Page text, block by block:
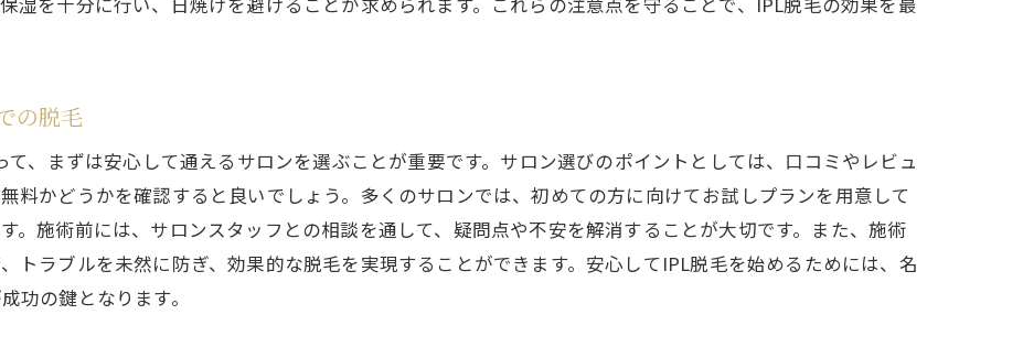
の脱毛
、まずは安心して通えるサロンを選ぶことが重要です。サロン選びのポイントとしては、口コミやレビュ
料かどうかを確認すると良いでしょう。多くのサロンでは、初めての方に向けてお試しプランを用意して
。施術前には、サロンスタッフとの相談を通して、疑問点や不安を解消することが大切です。また、施術
トラブルを未然に防ぎ、効果的な脱毛を実現することができます。安心してIPL脱毛を始めるためには、名
功の鍵となります。